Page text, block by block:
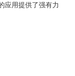
应用提供了强有力